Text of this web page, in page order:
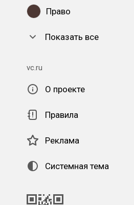
Право
Показать все
vc.ru
О проекте
Правила
Реклама
Системная тема